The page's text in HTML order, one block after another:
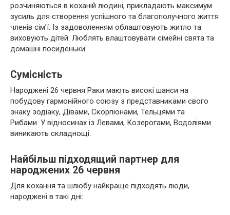
розчиняються в коханій людині, прикладають максимум
зусиль для створення успішного та благополучного життя
членів сім’ї. Із задоволенням облаштовують житло та
виховують дітей. Люблять влаштовувати сімейні свята та
домашні посиденьки.
Сумісність
Народжені 26 червня Раки мають високі шанси на
побудову гармонійного союзу з представниками свого
знаку зодіаку, Дівами, Скорпіонами, Тельцями та
Рибами. У відносинах із Левами, Козерогами, Водоліями
виникають складнощі.
Найбільш підходящий партнер для
народжених 26 червня
Для кохання та шлюбу найкраще підходять люди,
народжені в такі дні: